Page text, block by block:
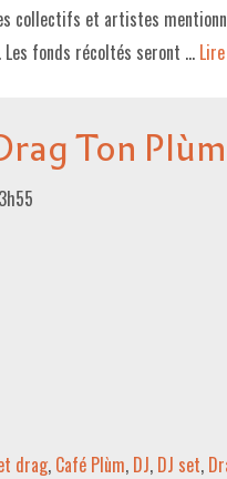
collectifs et artistes
fonds récoltés seront …
Ton
drag, Café Plùm, DJ, DJ set,